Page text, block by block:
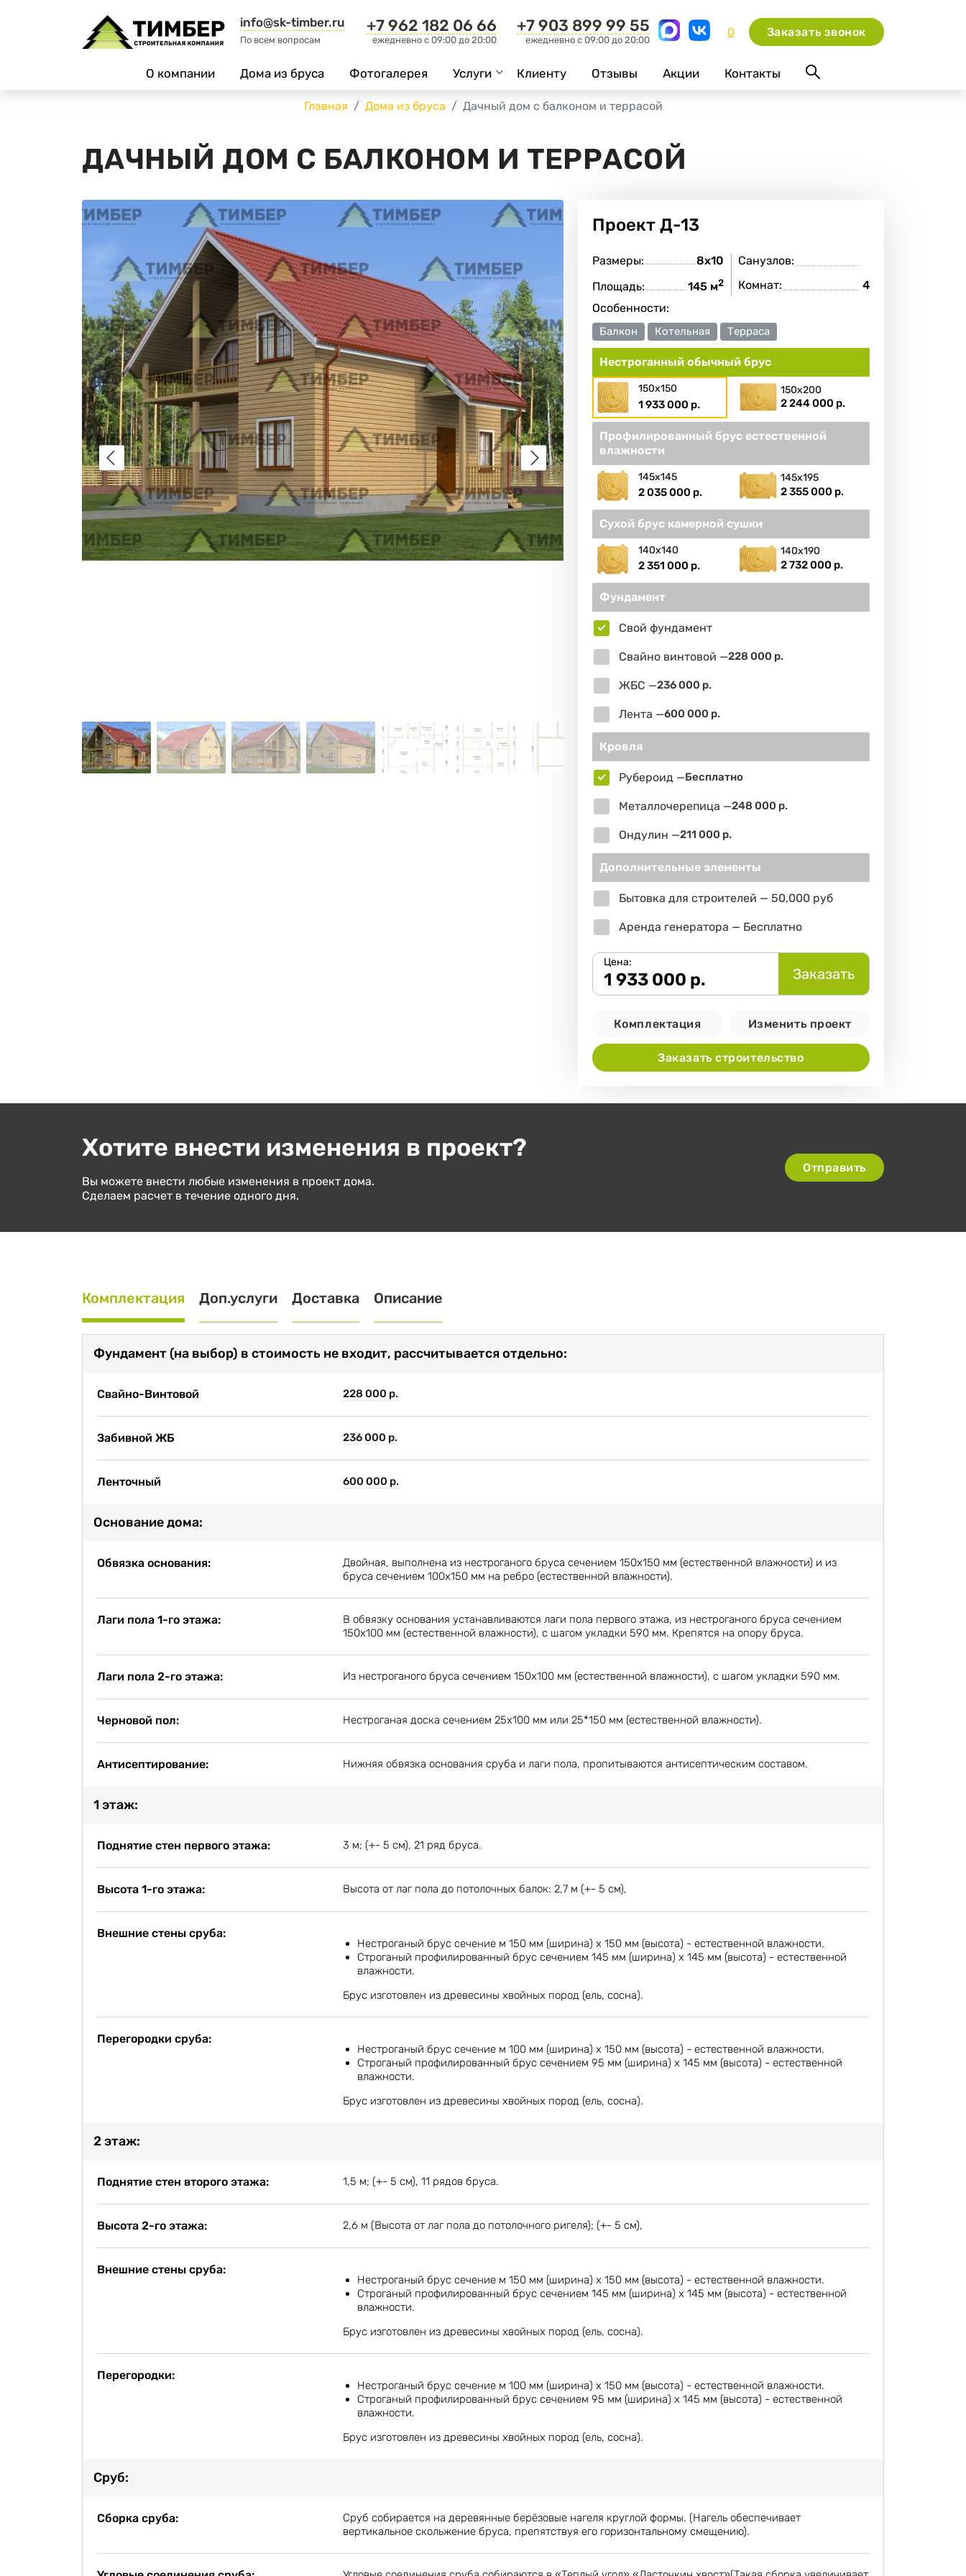
info@sk-timber.ru
По всем вопросам
+7 962 182 06 66
ежедневно c 09:00 до 20:00
+7 903 899 99 55
ежедневно c 09:00 до 20:00
0 Заказать звонок
О компании Дома из бруса Фотогалерея Услуги Клиенту Отзывы Акции Контакты
Главная Дома из бруса Дачный дом с балконом и террасой
ДАЧНЫЙ ДОМ С БАЛКОНОМ И ТЕРРАСОЙ
Проект Д-13
Размеры:
8х10
Площадь:
145 м2
Санузлов:
Комнат:
4
Особенности:
Балкон Котельная Терраса
Нестроганный обычный брус
150х150
1 933 000 р.
150х200
2 244 000 р.
Профилированный брус естественной
влажности
145х145
2 035 000 р.
145х195
2 355 000 р.
Сухой брус камерной сушки
140х140
2 351 000 р.
140х190
2 732 000 р.
Фундамент
Свой фундамент
Свайно винтовой —228 000 р.
ЖБС —236 000 р.
Лента —600 000 р.
Кровля
Рубероид —Бесплатно
Металлочерепица —248 000 р.
Ондулин —211 000 р.
Дополнительные элементы
Бытовка для строителей — 50,000 руб
Аренда генератора — Бесплатно
Цена:
1 933 000 р. Заказать
Комплектация Изменить проект
Заказать строительство
Хотите внести изменения в проект?
Вы можете внести любые изменения в проект дома.
Сделаем расчет в течение одного дня.
Отправить
Комплектация Доп.услуги Доставка Описание
Фундамент (на выбор) в стоимость не входит, рассчитывается отдельно:
Свайно-Винтовой 228 000 р.
Забивной ЖБ 236 000 р.
Ленточный 600 000 р.
Основание дома:
Обвязка основания:
Двойная, выполнена из нестроганого бруса сечением 150х150 мм (естественной влажности) и из
бруса сечением 100х150 мм на ребро (естественной влажности).
Лаги пола 1-го этажа:
В обвязку основания устанавливаются лаги пола первого этажа, из нестроганого бруса сечением
150х100 мм (естественной влажности), с шагом укладки 590 мм. Крепятся на опору бруса.
Лаги пола 2-го этажа: Из нестроганого бруса сечением 150х100 мм (естественной влажности), с шагом укладки 590 мм.
Черновой пол: Нестроганая доска сечением 25х100 мм или 25*150 мм (естественной влажности).
Антисептирование: Нижняя обвязка основания сруба и лаги пола, пропитываются антисептическим составом.
1 этаж:
Поднятие стен первого этажа: 3 м; (+- 5 см), 21 ряд бруса.
Высота 1-го этажа: Высота от лаг пола до потолочных балок: 2,7 м (+- 5 см),
Внешние стены сруба:
Нестроганый брус сечение м 150 мм (ширина) х 150 мм (высота) - естественной влажности.
Строганый профилированный брус сечением 145 мм (ширина) х 145 мм (высота) - естественной
влажности.
Брус изготовлен из древесины хвойных пород (ель, сосна).
Перегородки сруба:
Нестроганый брус сечение м 100 мм (ширина) х 150 мм (высота) - естественной влажности.
Строганый профилированный брус сечением 95 мм (ширина) х 145 мм (высота) - естественной
влажности.
Брус изготовлен из древесины хвойных пород (ель, сосна).
2 этаж:
Поднятие стен второго этажа: 1,5 м; (+- 5 см), 11 рядов бруса.
Высота 2-го этажа: 2,6 м (Высота от лаг пола до потолочного ригеля); (+- 5 см),
Внешние стены сруба:
Нестроганый брус сечение м 150 мм (ширина) х 150 мм (высота) - естественной влажности.
Строганый профилированный брус сечением 145 мм (ширина) х 145 мм (высота) - естественной
влажности.
Брус изготовлен из древесины хвойных пород (ель, сосна).
Перегородки:
Нестроганый брус сечение м 100 мм (ширина) х 150 мм (высота) - естественной влажности.
Строганый профилированный брус сечением 95 мм (ширина) х 145 мм (высота) - естественной
влажности.
Брус изготовлен из древесины хвойных пород (ель, сосна).
Сруб:
Сборка сруба:
Сруб собирается на деревянные берёзовые нагеля круглой формы. (Нагель обеспечивает
вертикальное скольжение бруса, препятствуя его горизонтальному смещению).